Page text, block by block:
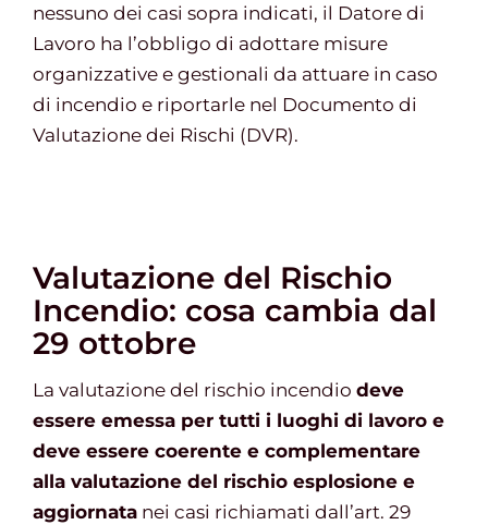
nessuno dei casi sopra indicati, il Datore di
Lavoro ha l’obbligo di adottare misure
organizzative e gestionali da attuare in caso
di incendio e riportarle nel Documento di
Valutazione dei Rischi (DVR).
Valutazione del Rischio
Incendio: cosa cambia dal
29 ottobre
La valutazione del rischio incendio deve
essere emessa per tutti i luoghi di lavoro e
deve essere coerente e complementare
alla valutazione del rischio esplosione e
aggiornata nei casi richiamati dall’art. 29